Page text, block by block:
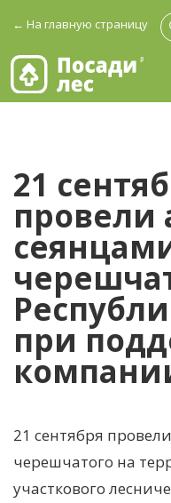
← На главную страницу
21
провели
при
21 сентября
черешчатого на
участкового